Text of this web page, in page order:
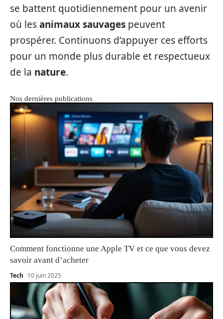
se battent quotidiennement pour un avenir
où lesanimaux sauvages peuvent
prospérer. Continuons d’appuyer ces efforts
pour un monde plus durable et respectueux
de la nature.
Nos dernières publications
Comment fonctionne une Apple TV et ce que vous devez
savoir avant d’acheter
Tech 10 juin 2025